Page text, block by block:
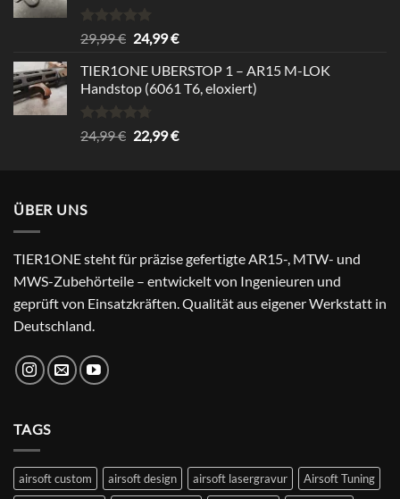
Bewertet
mit
von 5
29,99€ Ursprünglicher
war:
29,99 €
24,99€Aktueller
ist:
24,99 €.
TIER1ONE UBERSTOP 1 – AR15 M-LOK
Handstop (6061 T6, eloxiert)
Bewertet
mit
24,99€ Ursprünglicher
22,99€Aktueller
ÜBER UNS
TIER1ONE steht für präzise gefertigte AR15-, MTW- und
MWS-Zubehörteile – entwickelt von Ingenieuren und
geprüft von Einsatzkräften. Qualität aus eigener Werkstatt in
Deutschland.
TAGS
airsoft custom airsoft design airsoft lasergravur
Airsoft Tuning